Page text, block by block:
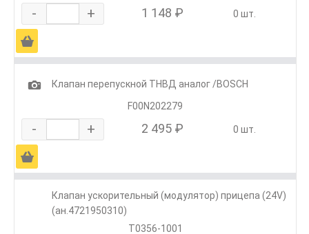
- + 1 148 ₽ 0 шт.
Ä
1
Клапан перепускной ТНВД аналог /BOSCH
F00N202279
- + 2 495 ₽ 0 шт.
Ä
Клапан ускорительный (модулятор) прицепа (24V)
(ан.4721950310)
Т0356-1001